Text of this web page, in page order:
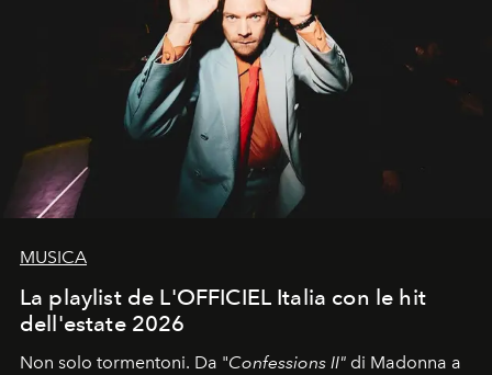
MUSICA
La playlist de L'OFFICIEL Italia con le hit
dell'estate 2026
Non solo tormentoni. Da "Confessions II" di Madonna a